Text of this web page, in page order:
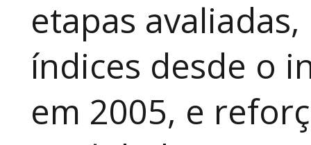
etapas
índices desde o
em 2005, e